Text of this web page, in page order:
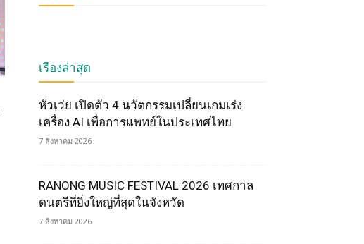
เรื่องล่าสุด
หัวเว่ย เปิดตัว 4 นวัตกรรมเปลี่ยนเกมเร่ง
เครื่อง AI เพื่อการแพทย์ในประเทศไทย
7 สิงหาคม 2026
RANONG MUSIC FESTIVAL 2026 เทศกาล
ดนตรีที่ยิ่งใหญ่ที่สุดในจังหวัด
7 สิงหาคม 2026